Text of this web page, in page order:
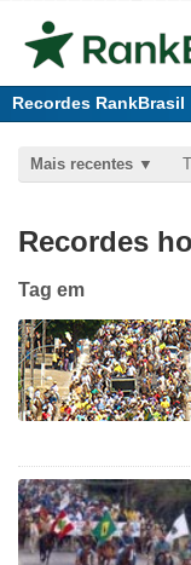
Recordes RankBrasil
Mais recentes
Recordes
Tag em